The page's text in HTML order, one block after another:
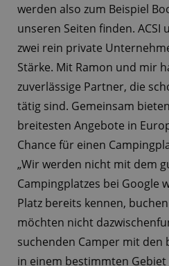
werden also zum Beispiel
unseren Seiten finden. ACSI
zwei rein private
Stärke. Mit Ramon und mir
zuverlässige Partner, die
tätig sind. Gemeinsam
breitesten Angebote in
Chance für einen
„Wir werden nicht mit dem
Campingplatzes bei Google
Platz bereits kennen,
möchten nicht
suchenden Camper mit den
in einem bestimmten